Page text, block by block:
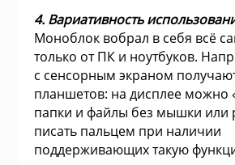
пожарные системы
коробки
сумки
4. Вариативность
Моноблок вобрал в себя всё
только от ПК и ноутбуков.
с сенсорным экраном
планшетов: на дисплее можно
папки и файлы без мышки или
писать пальцем при наличии
поддерживающих такую